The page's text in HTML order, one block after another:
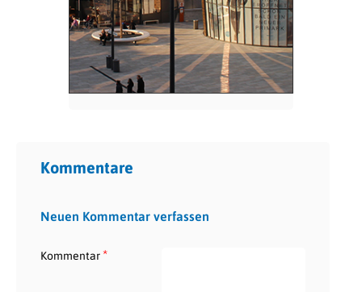
Kommentare
Neuen Kommentar verfassen
Kommentar*